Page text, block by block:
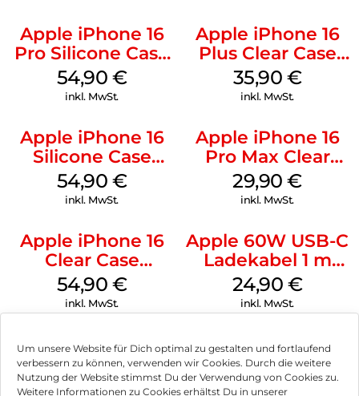
Um unsere Website für Dich optimal zu gestalten und fortlaufend
verbessern zu können, verwenden wir Cookies. Durch die weitere
Nutzung der Website stimmst Du der Verwendung von Cookies zu.
Weitere Informationen zu Cookies erhältst Du in unserer
Apple iPhone 16
Pro Silicone Case
MagSafe Black
54,90 €
inkl. MwSt.
Apple iPhone 16
Plus Clear Case
MagSafe
Transparent
35,90 €
inkl. MwSt.
Apple iPhone 16
Silicone Case
MagSafe Lake
Green
54,90 €
inkl. MwSt.
Apple iPhone 16
Pro Max Clear
Case MagSafe
Transparent
29,90€
inkl. MwSt.
Apple iPhone 16
Clear Case
MagSafe
Transparent
54,90 €
inkl. MwSt.
Apple 60W USB-C
Ladekabel 1 m
Weiß
24,90 €
inkl. MwSt.
Impressum